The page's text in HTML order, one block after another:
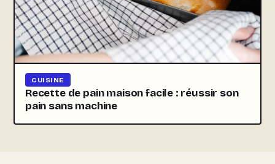
CUISINE
Recette de pain maison facile : réussir son
pain sans machine